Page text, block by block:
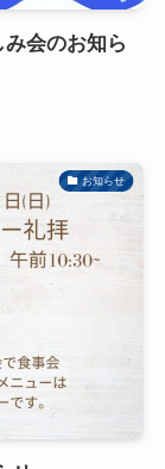
会のお知ら
お知らせ